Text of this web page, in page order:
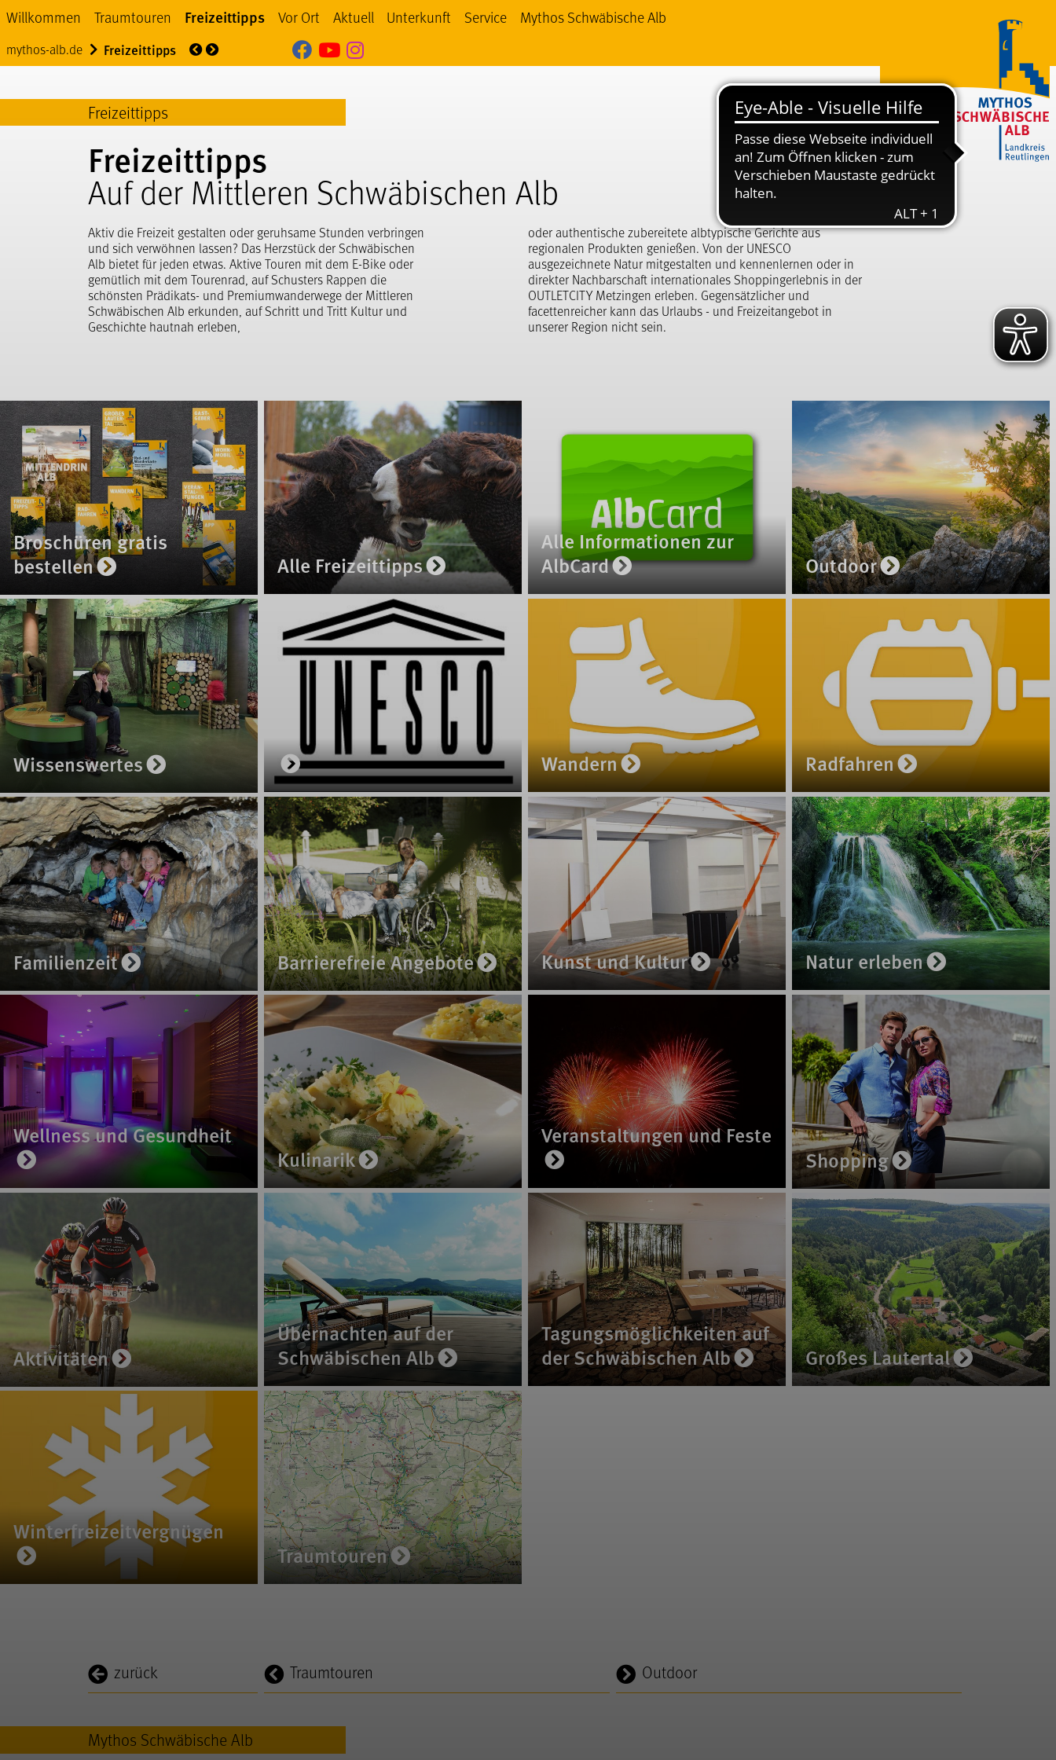
Willkommen Traumtouren Freizeittipps Vor Ort Aktuell Unterkunft Service Mythos Schwäbische Alb
mythos-alb.de Freizeittipps Traumtouren
Outdoor Mythos Schwäbische Alb bei facebook
Mythos Schwäbische Alb bei YouTube
Mythos Schwäbische Alb bei Instagram
Freizeittipps
Freizeittipps
Auf der Mittleren Schwäbischen Alb
Aktiv die Freizeit gestalten oder geruhsame Stunden verbringen
und sich verwöhnen lassen? Das Herzstück der Schwäbischen
Alb bietet für jeden etwas. Aktive Touren mit dem E-Bike oder
gemütlich mit dem Tourenrad, auf Schusters Rappen die
schönsten Prädikats- und Premiumwanderwege der Mittleren
Schwäbischen Alb erkunden, auf Schritt und Tritt Kultur und
Geschichte hautnah erleben,
oder authentische zubereitete albtypische Gerichte aus
regionalen Produkten genießen. Von der UNESCO
ausgezeichnete Natur mitgestalten und kennenlernen oder in
direkter Nachbarschaft internationales Shoppingerlebnis in der
OUTLETCITY Metzingen erleben. Gegensätzlicher und
facettenreicher kann das Urlaubs - und Freizeitangebot in
unserer Region nicht sein.
Broschüren gratis
bestellen
Alle Freizeittipps
Alle Informationen zur
AlbCard
Outdoor
Wissenswertes Wandern Radfahren
Familienzeit Barrierefreie Angebote Kunst und Kultur Natur erleben
Wellness und Gesundheit
Kulinarik
Veranstaltungen und Feste
Shopping
Aktivitäten
Übernachten auf der
Schwäbischen Alb
Tagungsmöglichkeiten auf
der Schwäbischen Alb
Großes Lautertal
Winterfreizeitvergnügen
Traumtouren
zurück Traumtouren Outdoor
Mythos Schwäbische Alb